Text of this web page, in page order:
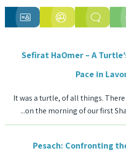
אישיים אחרונותSefirat HaOmer – A
Pace in
It was a turtle, of all things.
on the morning of our first
Pesach: Confronting